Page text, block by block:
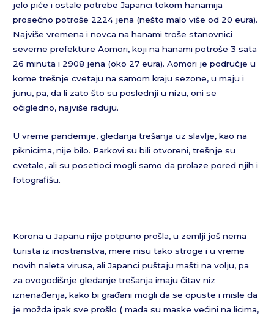
jelo piće i ostale potrebe Japanci tokom hanamija
prosečno potroše 2224 jena (nešto malo više od 20 eura).
Najviše vremena i novca na hanami troše stanovnici
severne prefekture Aomori, koji na hanami potroše 3 sata
26 minuta i 2908 jena (oko 27 eura). Aomori je područje u
kome trešnje cvetaju na samom kraju sezone, u maju i
junu, pa, da li zato što su poslednji u nizu, oni se
očigledno, najviše raduju.
U vreme pandemije, gledanja trešanja uz slavlje, kao na
piknicima, nije bilo. Parkovi su bili otvoreni, trešnje su
cvetale, ali su posetioci mogli samo da prolaze pored njih i
fotografišu.
Korona u Japanu nije potpuno prošla, u zemlji još nema
turista iz inostranstva, mere nisu tako stroge i u vreme
novih naleta virusa, ali Japanci puštaju mašti na volju, pa
za ovogodišnje gledanje trešanja imaju čitav niz
iznenađenja, kako bi građani mogli da se opuste i misle da
je možda ipak sve prošlo ( mada su maske većini na licima,